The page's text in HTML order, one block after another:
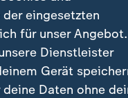
eingesetzten
für unser
Dienstleister
Gerät
Daten ohne